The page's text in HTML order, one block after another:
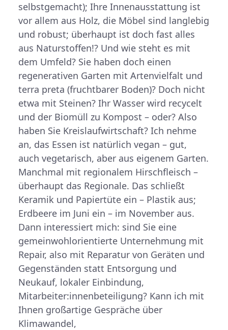
selbstgemacht); Ihre Innenausstattung ist
vor allem aus Holz, die Möbel sind langlebig
und robust; überhaupt ist doch fast alles
aus Naturstoffen!? Und wie steht es mit
dem Umfeld? Sie haben doch einen
regenerativen Garten mit Artenvielfalt und
terra preta (fruchtbarer Boden)? Doch nicht
etwa mit Steinen? Ihr Wasser wird recycelt
und der Biomüll zu Kompost – oder? Also
haben Sie Kreislaufwirtschaft? Ich nehme
an, das Essen ist natürlich vegan – gut,
auch vegetarisch, aber aus eigenem Garten.
Manchmal mit regionalem Hirschfleisch –
überhaupt das Regionale. Das schließt
Keramik und Papiertüte ein – Plastik aus;
Erdbeere im Juni ein – im November aus.
Dann interessiert mich: sind Sie eine
gemeinwohlorientierte Unternehmung mit
Repair, also mit Reparatur von Geräten und
Gegenständen statt Entsorgung und
Neukauf, lokaler Einbindung,
Mitarbeiter:innenbeteiligung? Kann ich mit
Ihnen großartige Gespräche über
Klimawandel,